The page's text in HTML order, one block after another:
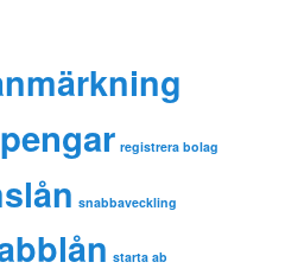
pengar registrera bolag
snabbaveckling
starta ab